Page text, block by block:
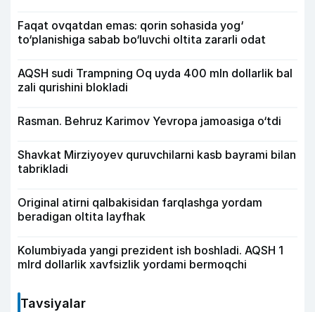
Faqat ovqatdan emas: qorin sohasida yog‘
to‘planishiga sabab bo‘luvchi oltita zararli odat
AQSH sudi Trampning Oq uyda 400 mln dollarlik bal
zali qurishini blokladi
Rasman. Behruz Karimov Yevropa jamoasiga o‘tdi
Shavkat Mirziyoyev quruvchilarni kasb bayrami bilan
tabrikladi
Original atirni qalbakisidan farqlashga yordam
beradigan oltita layfhak
Kolumbiyada yangi prezident ish boshladi. AQSH 1
mlrd dollarlik xavfsizlik yordami bermoqchi
Tavsiyalar